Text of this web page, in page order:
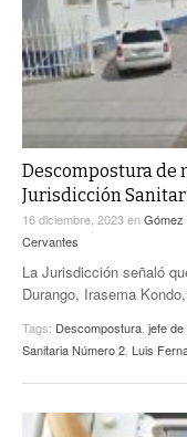
Descompostura de
Jurisdicción
16 diciembre, 2023enGómez
Cervantes
La Jurisdicción señaló
Durango, Irasema
Tags: Descompostura jefe
Sanitaria Número 2 Luis